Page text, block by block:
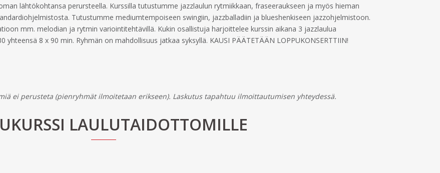
lähtökohtansa perursteella. Kurssilla tutustumme jazzlaulun rytmiikkaan, fraseeraukseen ja myös hieman
Tutustumme mediumtempoiseen swingiin, jazzballadiin ja blueshenkiseen jazzohjelmistoon.
mm. melodian ja rytmin variointitehtävillä. Kukin osallistuja harjoittelee kurssin aikana 3 jazzlaulua
8 x 90 min. Ryhmän on mahdollisuus jatkaa syksyllä. KAUSI PÄÄTETÄÄN LOPPUKONSERTTIIN!
ei perusteta (pienryhmät ilmoitetaan erikseen). Laskutus tapahtuu ilmoittautumisen yhteydessä.
LAULUTAIDOTTOMILLE